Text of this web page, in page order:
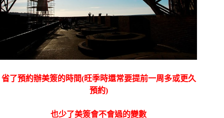
省了預約辦美簽的時間(旺季時還常要提前一周多或更久
預約)
也少了美簽會不會過的變數